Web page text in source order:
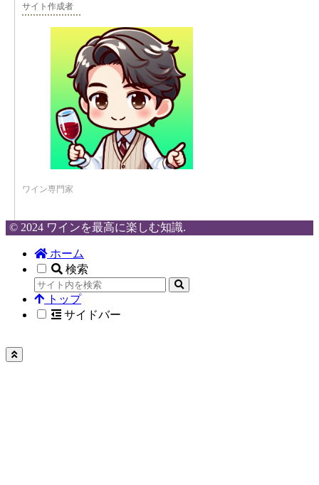
サイト作成者
ワイン専門家
© 2024 ワインを最高に楽しむ知識.
ホーム
検索
トップ
サイドバー